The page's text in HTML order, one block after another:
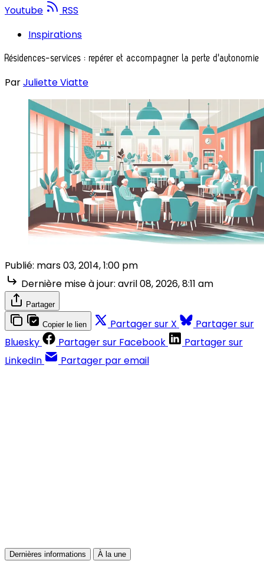
Youtube
RSS
Inspirations
Résidences-services : repérer et accompagner la perte d'autonomie
ParJuliette Viatte
Publié: mars 03, 2014, 1:00 pm
Dernière mise à jour: avril 08, 2026, 8:11 am
Partager
Copier le lien Partager sur X
Partager sur
Bluesky
Partager sur Facebook
Partager sur
LinkedIn
Partager par email
Dernières informations À la une